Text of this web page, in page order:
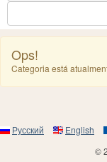
Ops!
Categoria está
Русский English
©